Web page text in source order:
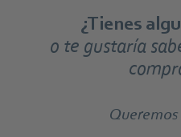
¿Tienes
o te gustaría